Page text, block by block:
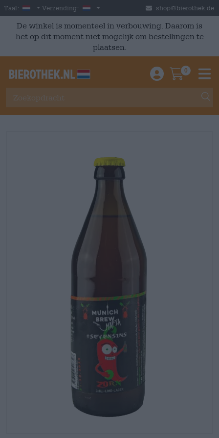
Skip to main content
Taal: Dutch
Verzending: Nederland shop@bierothek.de
De winkel is momenteel in verbouwing. Daarom is
het op dit moment niet mogelijk om bestellingen te
plaatsen.
Einloggen /
0